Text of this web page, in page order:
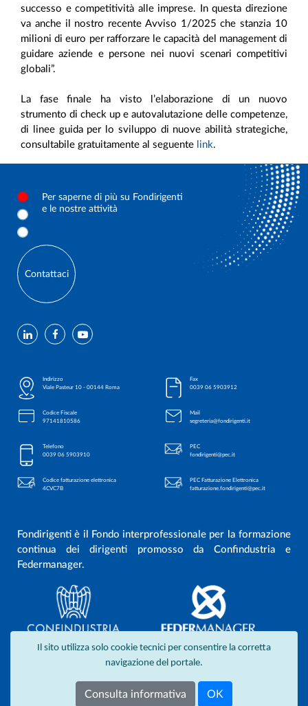
successo e competitività alle imprese. In questa direzione
va anche il nostro recente Avviso 1/2025 che stanzia 10
milioni di euro per rafforzare le capacità del management di
guidare aziende e persone nei nuovi scenari competitivi
globali”.
La fase finale ha visto l’elaborazione di un nuovo
strumento di check up e autovalutazione delle competenze,
di linee guida per lo sviluppo di nuove abilità strategiche,
consultabile gratuitamente al seguente link.
Il sito utilizza solo cookie tecnici per consentire la corretta
navigazione del portale.
Consulta informativa OK
Per saperne di più su Fondirigenti
e le nostre attività
Contattaci
Fondirigenti è il Fondo interprofessionale per la formazione
continua dei dirigenti promosso da Confindustria e
Federmanager.
Indirizzo
Viale Pasteur 10 - 00144 Roma
Codice Fiscale
97141810586
Telefono
0039 06 5903910
Codice fatturazione elettronica
4CVC7B
Fax
0039 06 5903912
Mail
segreteria@fondirigenti.it
PEC
fondirigenti@pec.it
PEC Fatturazione Elettronica
fatturazione.fondirigenti@pec.it
- Copyright © 2011-2019 Tutti i diritti riservati.